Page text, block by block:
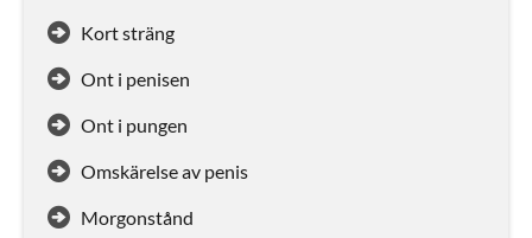
Kort sträng
Ont i penisen
Ont i pungen
Omskärelse av penis
Morgonstånd